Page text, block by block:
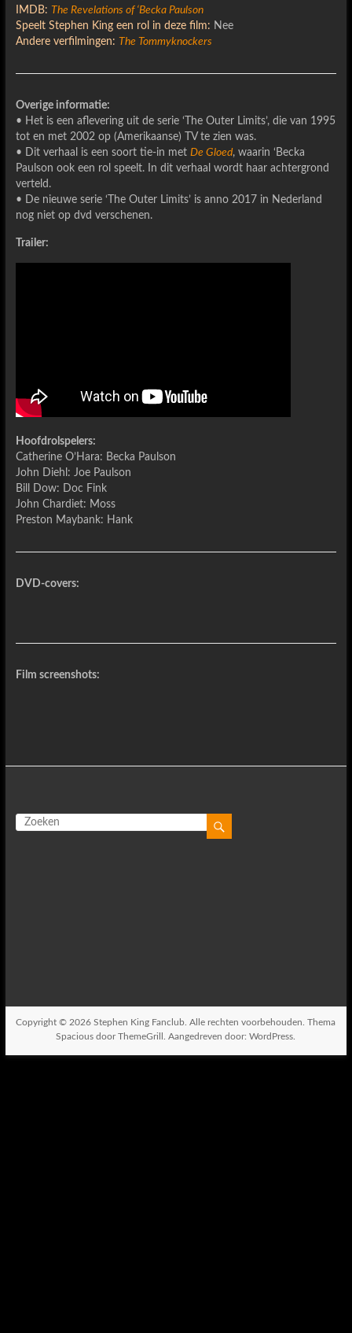
IMDB: The Revelations of ‘Becka Paulson
Speelt Stephen King een rol in deze film: Nee
Andere verfilmingen: The Tommyknockers
Overige informatie:
• Het is een aflevering uit de serie ‘The Outer Limits’, die van 1995
tot en met 2002 op (Amerikaanse) TV te zien was.
• Dit verhaal is een soort tie-in met De Gloed, waarin ‘Becka
Paulson ook een rol speelt. In dit verhaal wordt haar achtergrond
verteld.
• De nieuwe serie ‘The Outer Limits’ is anno 2017 in Nederland
nog niet op dvd verschenen.
Trailer:
Hoofdrolspelers:
Catherine O’Hara: Becka Paulson
John Diehl: Joe Paulson
Bill Dow: Doc Fink
John Chardiet: Moss
Preston Maybank: Hank
DVD-covers:
Film screenshots:
Copyright © 2026Stephen King Fanclub . Alle rechten voorbehouden. Thema
Spacious door ThemeGrill. Aangedreven door:WordPress